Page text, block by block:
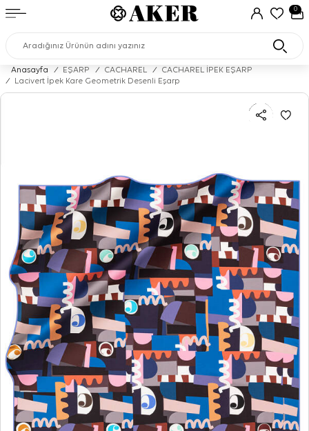
0
Anasayfa / EŞARP / CACHAREL /
CACHAREL İPEK EŞARP
/
Lacivert İpek Kare Geometrik Desenli Eşarp